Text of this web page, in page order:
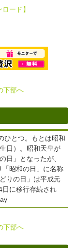
ード】
下部へ
ひとつ。もとは昭和
日）。昭和天皇が
日」となったが、
昭和の日」に名称
りの日」は平成元
に移行存続され
下部へ